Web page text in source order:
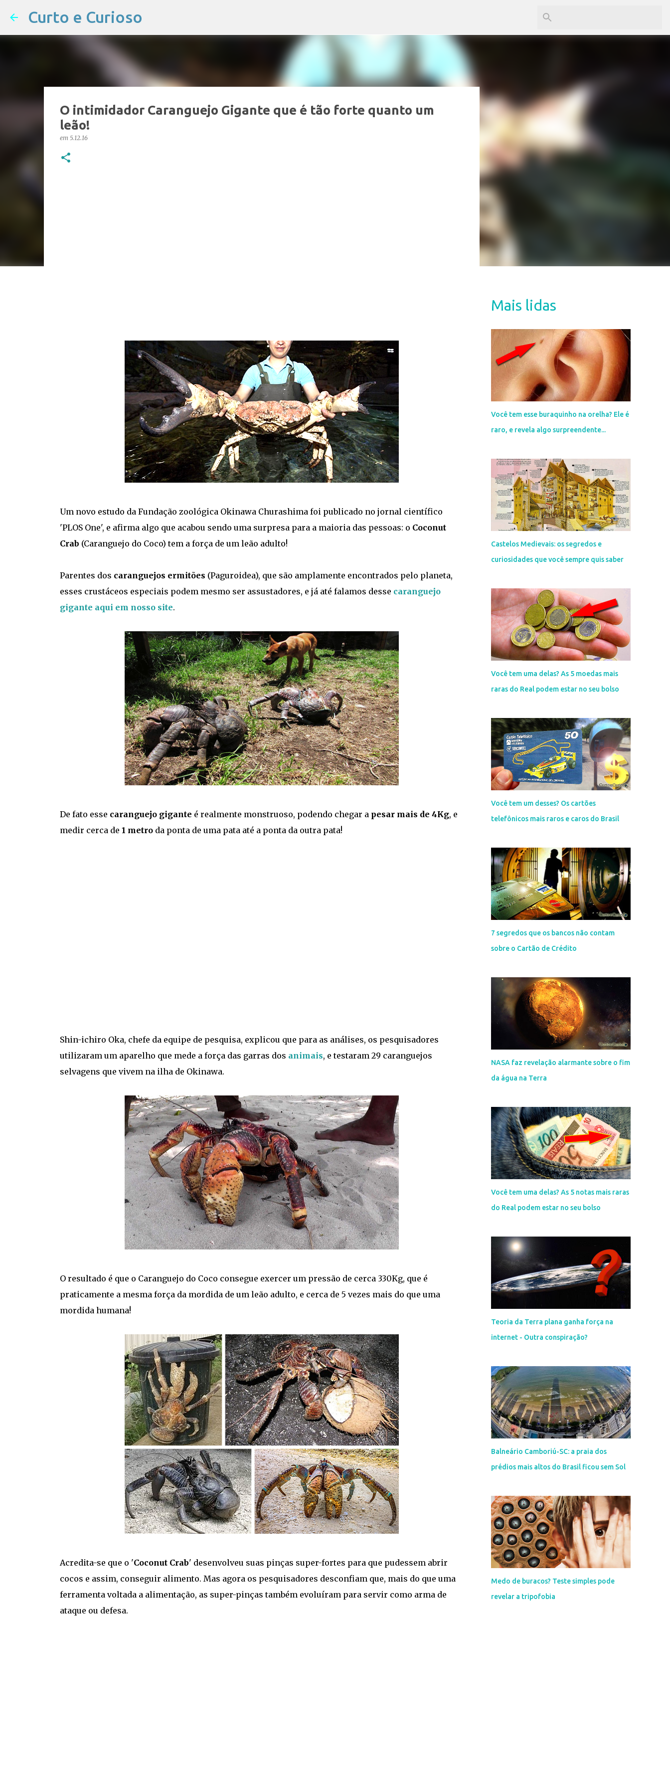
Curto e Curioso
O intimidador Caranguejo Gigante que é tão forte quanto um
leão!
em 5.12.16
Um novo estudo da Fundação zoológica Okinawa Churashima foi publicado no jornal científico
'PLOS One', e afirma algo que acabou sendo uma surpresa para a maioria das pessoas: o Coconut
Crab (Caranguejo do Coco) tem a força de um leão adulto!
Parentes dos caranguejos ermitões (Paguroidea), que são amplamente encontrados pelo planeta,
esses crustáceos especiais podem mesmo ser assustadores, e já até falamos desse caranguejo
gigante aqui em nosso site.
De fato esse caranguejo gigante é realmente monstruoso, podendo chegar a pesar mais de 4Kg, e
medir cerca de 1 metroda ponta de uma pata até a ponta da outra pata!
Shin-ichiro Oka, chefe da equipe de pesquisa, explicou que para as análises, os pesquisadores
utilizaram um aparelho que mede a força das garras dos animais, e testaram 29 caranguejos
selvagens que vivem na ilha de Okinawa.
O resultado é que o Caranguejo do Coco consegue exercer um pressão de cerca 330Kg, que é
praticamente a mesma força da mordida de um leão adulto, e cerca de 5 vezes mais do que uma
mordida humana!
Acredita-se que o 'Coconut Crab' desenvolveu suas pinças super-fortes para que pudessem abrir
cocos e assim, conseguir alimento. Mas agora os pesquisadores desconfiam que, mais do que uma
ferramenta voltada a alimentação, as super-pinças também evoluíram para servir como arma de
ataque ou defesa.
Mais lidas
Você tem esse buraquinho na orelha? Ele é
raro, e revela algo surpreendente...
Castelos Medievais: os segredos e
curiosidades que você sempre quis saber
Você tem uma delas? As 5 moedas mais
raras do Real podem estar no seu bolso
Você tem um desses? Os cartões
telefônicos mais raros e caros do Brasil
7 segredos que os bancos não contam
sobre o Cartão de Crédito
NASA faz revelação alarmante sobre o fim
da água na Terra
Você tem uma delas? As 5 notas mais raras
do Real podem estar no seu bolso
Teoria da Terra plana ganha força na
internet - Outra conspiração?
Balneário Camboriú-SC: a praia dos
prédios mais altos do Brasil ficou sem Sol
Medo de buracos? Teste simples pode
revelar a tripofobia